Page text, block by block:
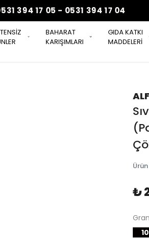
394 17 05 - 0531 394 17 04
BAHARAT
KARIŞIMLARI
GIDA KATKI
MADDELERİ
₺